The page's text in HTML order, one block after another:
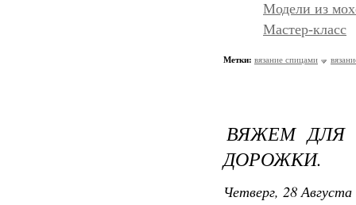
Модели из
Мастер-класс
Метки: вязание спицами
ВЯЖЕМ ДЛЯ
ДОРОЖКИ.
Четверг, 28